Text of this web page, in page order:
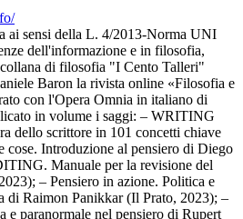
ai sensi della L. 4/2013-Norma UNI
dell'informazione e in filosofia,
di filosofia "I Cento Talleri"
Baron la rivista online «Filosofia e
con l'Opera Omnia in italiano di
in volume i saggi: – WRITING
dello scrittore in 101 concetti chiave
cose. Introduzione al pensiero di Diego
Manuale per la revisione del
– Pensiero in azione. Politica e
di Raimon Panikkar (Il Prato, 2023); –
e paranormale nel pensiero di Rupert